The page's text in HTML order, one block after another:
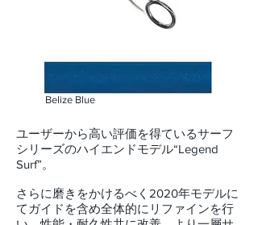
Belize Blue
ユーザーから高い評価を得ているサーフ
シリーズのハイエンドモデル“Legend
Surf”。
さらに磨きをかけるべく2020年モデルに
てガイドを含め全体的にリファインを行